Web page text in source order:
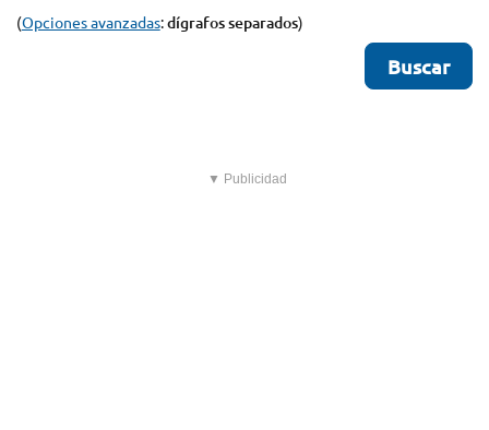
(Opciones avanzadas:dígrafos separados)
▼ Publicidad